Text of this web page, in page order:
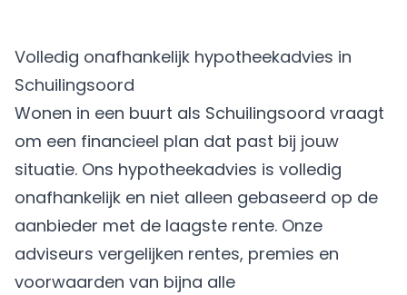
Volledig onafhankelijk hypotheekadvies in
Schuilingsoord
Wonen in een buurt als Schuilingsoord vraagt
om een financieel plan dat past bij jouw
situatie. Ons hypotheekadvies is volledig
onafhankelijk en niet alleen gebaseerd op de
aanbieder met de laagste rente. Onze
adviseurs vergelijken rentes, premies en
voorwaarden van bijna alle